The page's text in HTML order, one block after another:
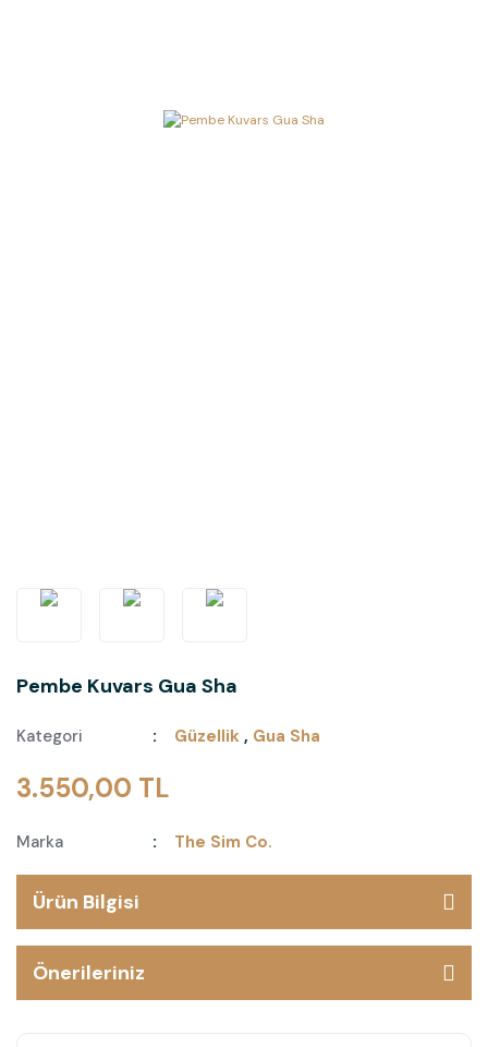
Pembe Kuvars Gua Sha
Kategori Güzellik , Gua Sha
3.550,00 TL
Marka The Sim Co.
Ürün Bilgisi
Önerileriniz